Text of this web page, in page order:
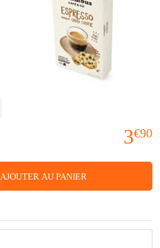
3€90
AJOUTER AU PANIER